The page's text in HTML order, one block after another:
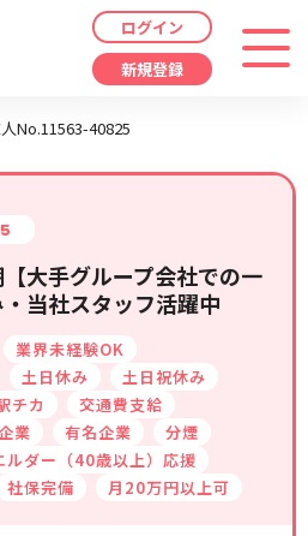
給/月給から選択
し
し
見た求人
した検索条件
。
ログイン
新規登録
No.11563-40825
大手グループ会社での一
当社スタッフ活躍中
業界未経験OK
土日休み
土日祝休み
チカ
交通費支給
業 有名企業
分煙
ルダー（40歳以上）応援
社保完備 月20万円以上可